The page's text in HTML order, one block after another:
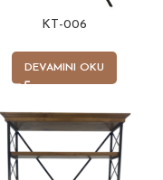
KT-006
DEVAMINI OKU